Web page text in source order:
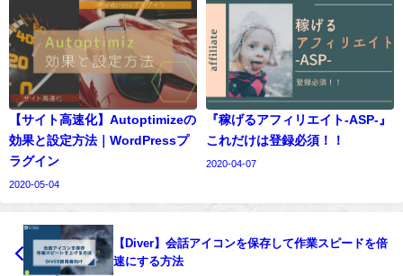
【サイト高速化】Autoptimizeの
効果と設定方法｜WordPressプ
ラグイン
2020-05-04
『稼げるアフィリエイト‐ASP-』
これだけは登録必須！！
2020-04-07
【Diver】会話アイコンを保存して作業スピードを倍
速にする方法